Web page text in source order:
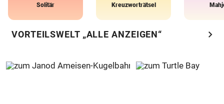
Solitär Kreuzworträtsel
VORTEILSWELT „ALLE ANZEIGEN“ chevron_right